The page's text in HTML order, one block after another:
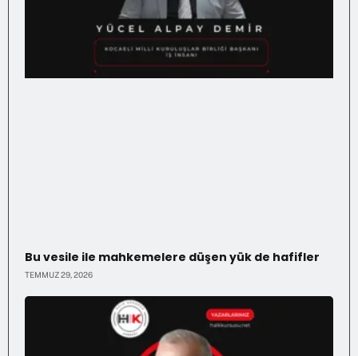
Bu vesile ile mahkemelere düşen yük de hafifler
TEMMUZ 29, 2026